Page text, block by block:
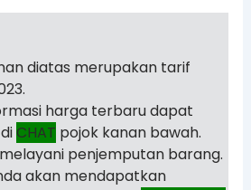
diatas merupakan tarif
harga terbaru dapat
CHAT pojok kanan bawah.
penjemputan barang.
akan mendapatkan